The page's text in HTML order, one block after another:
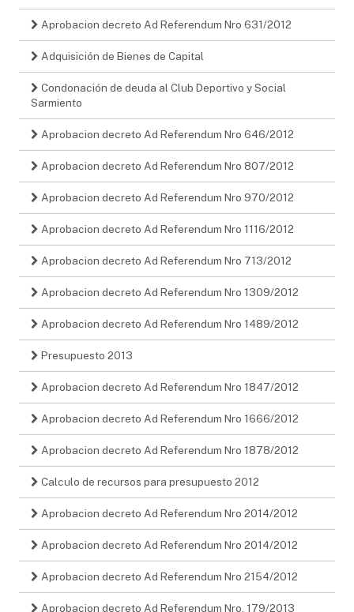
Aprobacion decreto Ad Referendum Nro 631/2012
Adquisición de Bienes de Capital
Condonación de deuda al Club Deportivo y Social
Sarmiento
Aprobacion decreto Ad Referendum Nro 646/2012
Aprobacion decreto Ad Referendum Nro 807/2012
Aprobacion decreto Ad Referendum Nro 970/2012
Aprobacion decreto Ad Referendum Nro 1116/2012
Aprobacion decreto Ad Referendum Nro 713/2012
Aprobacion decreto Ad Referendum Nro 1309/2012
Aprobacion decreto Ad Referendum Nro 1489/2012
Presupuesto 2013
Aprobacion decreto Ad Referendum Nro 1847/2012
Aprobacion decreto Ad Referendum Nro 1666/2012
Aprobacion decreto Ad Referendum Nro 1878/2012
Calculo de recursos para presupuesto 2012
Aprobacion decreto Ad Referendum Nro 2014/2012
Aprobacion decreto Ad Referendum Nro 2014/2012
Aprobacion decreto Ad Referendum Nro 2154/2012
Aprobacion decreto Ad Referendum Nro. 179/2013